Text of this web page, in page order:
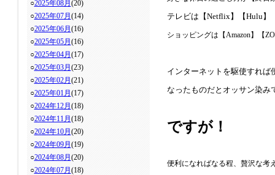
○2025年08月 (20)
○2025年07月 (14)
○2025年06月 (16)
○2025年05月 (16)
○2025年04月 (17)
○2025年03月 (23)
○2025年02月 (21)
○2025年01月 (17)
○2024年12月 (18)
○2024年11月 (18)
○2024年10月 (20)
○2024年09月 (19)
○2024年08月 (20)
○2024年07月 (18)
テレビは【Netflix】【Hulu】
ショッピングは【Amazon】【
インターネットを駆使すれば
なったものだとオッサン染み
ですが！
便利になればなる程、贅沢な考